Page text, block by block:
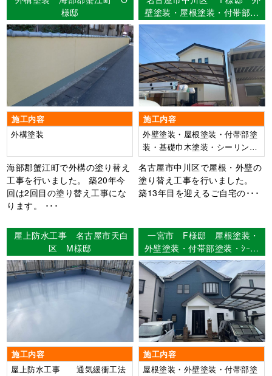
様邸
施工内容
外構塗装
海部郡蟹江町で外構の塗り替え
工事を行いました。 築20年今
回は2回目の塗り替え工事にな
ります。 ･･･
壁塗装・屋根塗装・付帯部塗
装・シーリング打ち替え工
事・ベランダ防水FRP2プラ
イ工法・基礎巾木塗装
施工内容
外壁塗装・屋根塗装・付帯部塗
装・基礎巾木塗装・シーリング
打ち替え工事・ベランダFRP防
水工事
名古屋市中川区で屋根・外壁の
塗り替え工事を行いました。
築13年目を迎えるご自宅の･･･
屋上防水工事 名古屋市天白
区 M様邸
施工内容
屋上防水工事 通気緩衝工法
一宮市 F様邸 屋根塗装・
外壁塗装・付帯部塗装・ｼｰﾘﾝ
ｸﾞ工事・防水工事 【使用塗
料】屋根：ｽｰﾊﾟｰｾﾗﾝｿﾌｨｱ 外
壁：グランデ有機HRC
施工内容
屋根塗装・外壁塗装・付帯部塗